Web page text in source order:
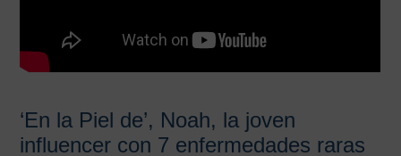
‘En la Piel de’, Noah, la joven
influencer con 7 enfermedades raras